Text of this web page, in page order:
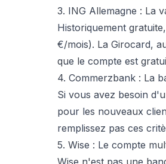
3. ING Allemagne : La
Historiquement
€/mois). La Girocard,
que le compte est
4. Commerzbank : La
Si vous avez besoin
pour les nouveaux
remplissez pas ces
5. Wise : Le compte